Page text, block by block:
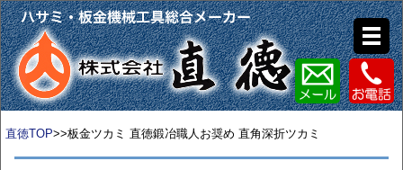
直徳TOP>>板金ツカミ 直徳鍛冶職人お奨め 直角深折ツカミ